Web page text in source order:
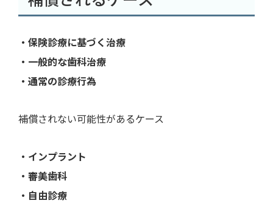
・保険診療に基づく治療
・一般的な歯科治療
・通常の診療行為
補償されない可能性があるケース
・インプラント
・審美歯科
・自由診療